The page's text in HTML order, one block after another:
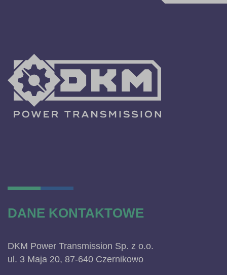
DANE KONTAKTOWE
DKM Power Transmission Sp. z o.o.
ul. 3 Maja 20, 87-640 Czernikowo